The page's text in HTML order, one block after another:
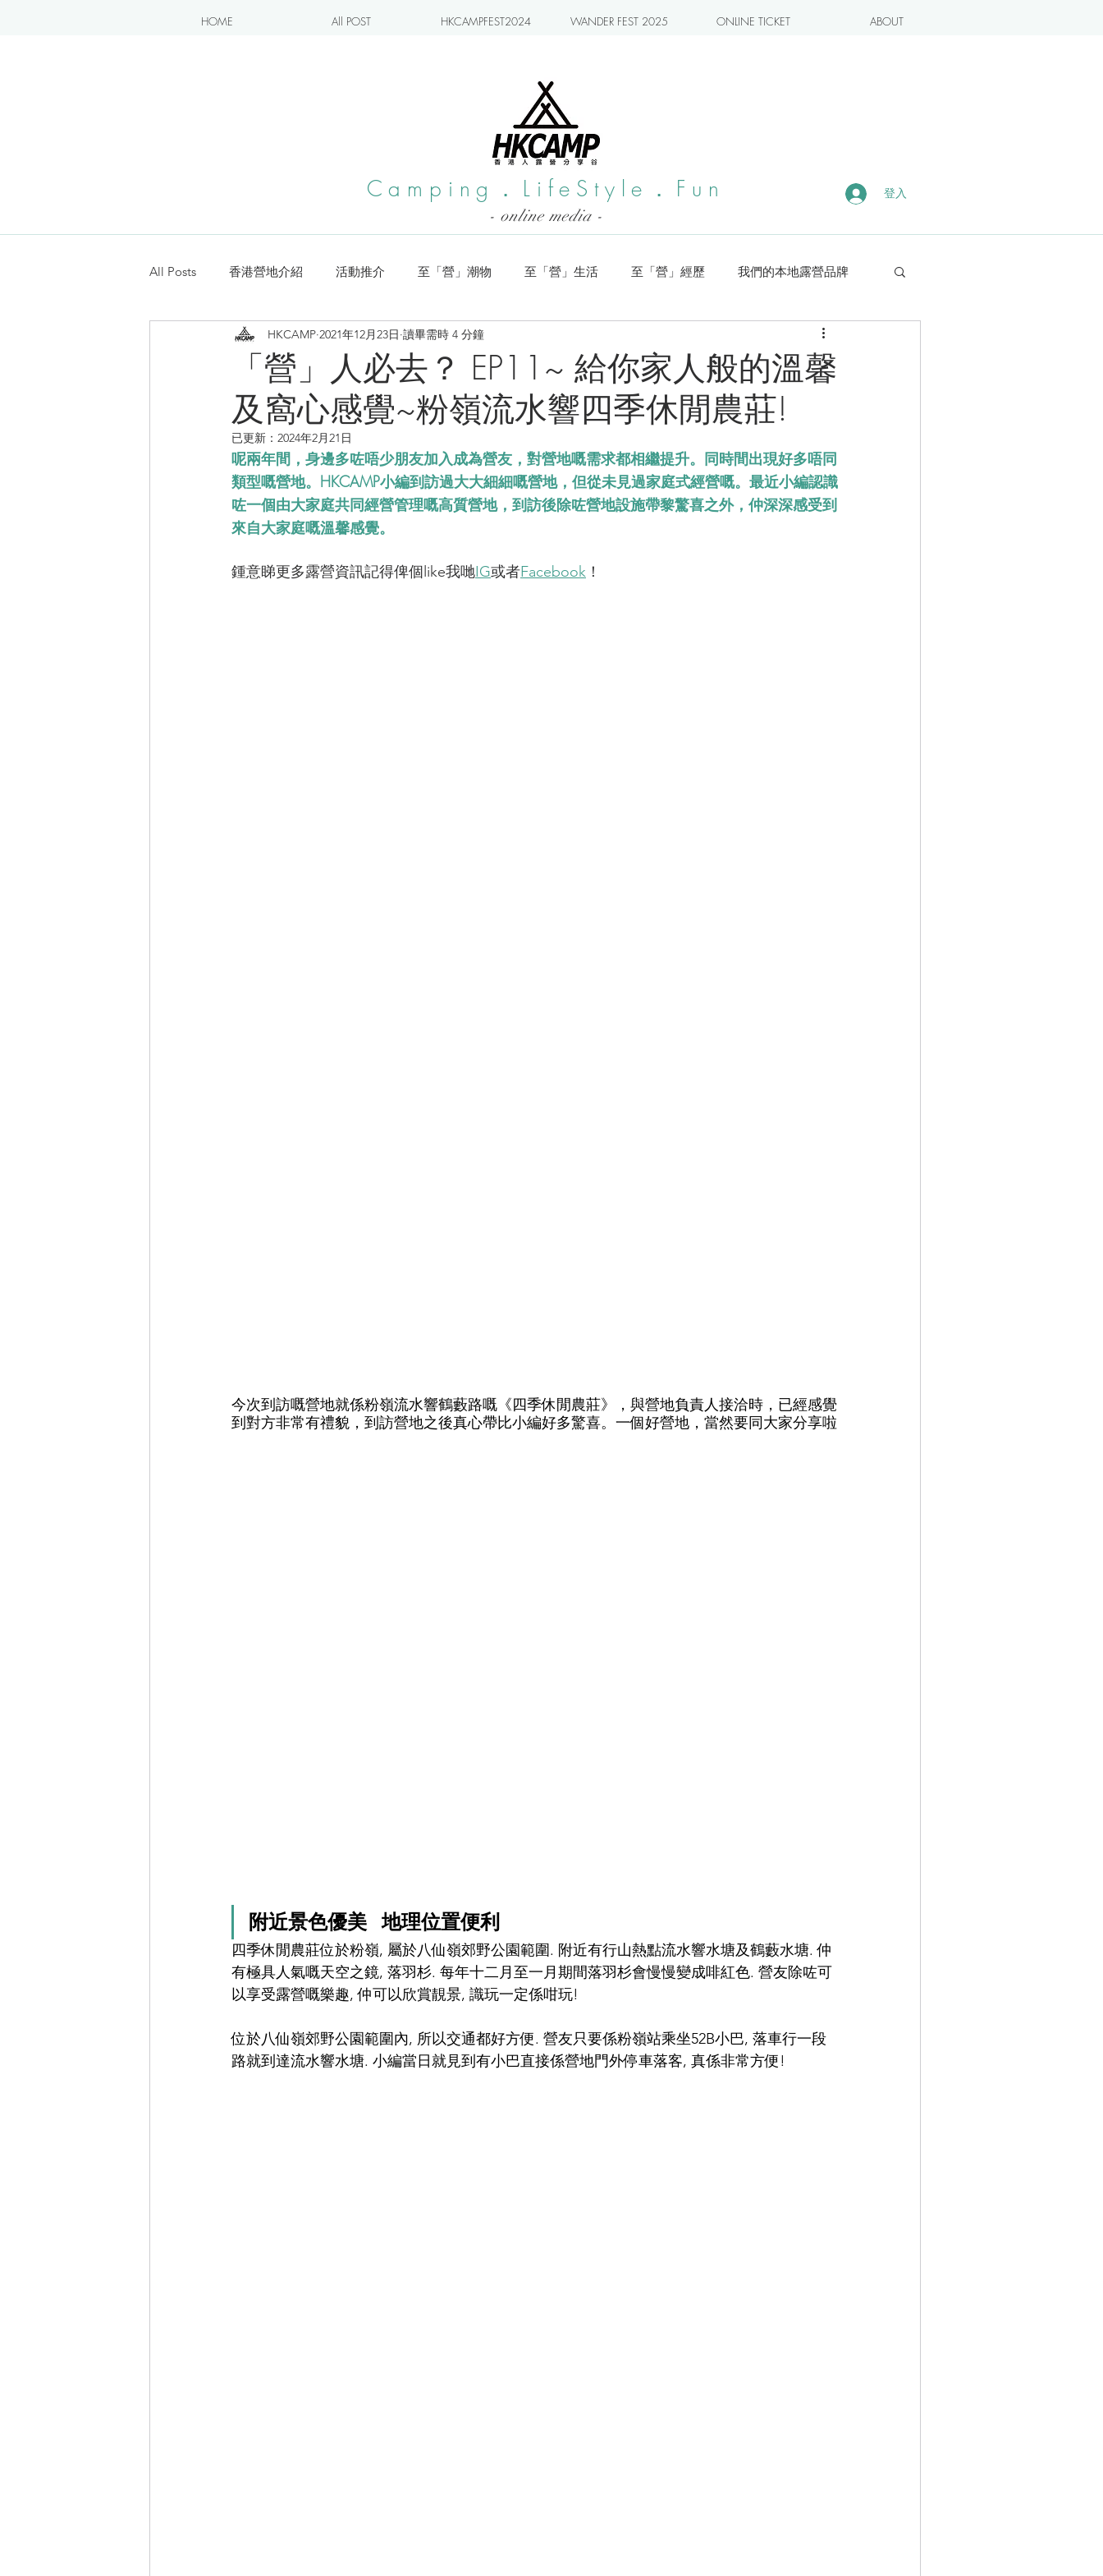
HOME All POST HKCAMPFEST2024 WANDER FEST 2025 ONLINE TICKET ABOUT
Camping．LifeStyle．Fun 登入
- online media -
All Posts 香港營地介紹 活動推介 至「營」潮物 至「營」生活 至「營」經歷 我們的本地露營品牌
露營blogger分享 新手入坑系列 小編實測 露營・遠足熱點
CAMPER音樂電影
「營」人必去？ EP11~ 給你家人般的溫馨
及窩心感覺~粉嶺流水響四季休閒農莊!
HKCAMP 2021年12月23日 讀畢需時 4 分鐘
已更新： 2024年2月21日
呢兩年間，身邊多咗唔少朋友加入成為營友，對營地嘅需求都相繼提升。同時間出現好多唔同
類型嘅營地。HKCAMP小編到訪過大大細細嘅營地，但從未見過家庭式經營嘅。最近小編認識
咗一個由大家庭共同經營管理嘅高質營地，到訪後除咗營地設施帶黎驚喜之外，仲深深感受到
來自大家庭嘅溫馨感覺。
鍾意睇更多露營資訊記得俾個like我哋IG或者Facebook ！
今次到訪嘅營地就係粉嶺流水響鶴藪路嘅《四季休閒農莊》，與營地負責人接洽時，已經感覺
到對方非常有禮貌，到訪營地之後真心帶比小編好多驚喜。一個好營地，當然要同大家分享啦
附近景色優美   地理位置便利
四季休閒農莊位於粉嶺, 屬於八仙嶺郊野公園範圍. 附近有行山熱點流水響水塘及鶴藪水塘. 仲
有極具人氣嘅天空之鏡, 落羽杉. 每年十二月至一月期間落羽杉會慢慢變成啡紅色. 營友除咗可
以享受露營嘅樂趣, 仲可以欣賞靚景, 識玩一定係咁玩!
位於八仙嶺郊野公園範圍內, 所以交通都好方便. 營友只要係粉嶺站乘坐52B小巴, 落車行一段
路就到達流水響水塘. 小編當日就見到有小巴直接係營地門外停車落客, 真係非常方便!